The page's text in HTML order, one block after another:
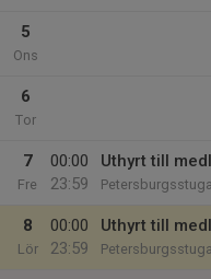
5
Ons
6
Tor
7
Fre
00:00
23:59
Uthyrt till
8
Lör
00:00
23:59
Uthyrt till